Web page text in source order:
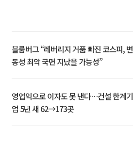
블룸버그 “레버리지 거품 빠진 코스피, 변
동성 최악 국면 지났을 가능성”
영업익으로 이자도 못 낸다…건설 한계기
업 5년 새 62→173곳